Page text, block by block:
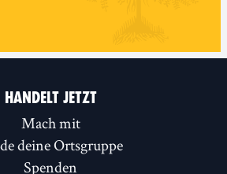
Nigeria on
HANDELT JETZT
Mach mit
deine Ortsgruppe
Spenden